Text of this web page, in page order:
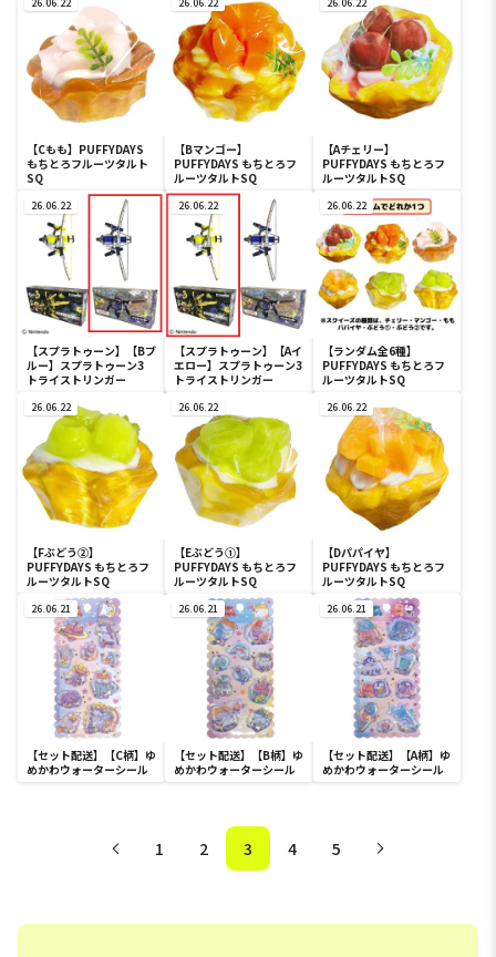
26.06.22
【Cもも】PUFFYDAYS
もちとろフルーツタルト
SQ
26.06.22
【Bマンゴー】
PUFFYDAYS もちとろフ
ルーツタルトSQ
26.06.22
【Aチェリー】
PUFFYDAYS もちとろフ
ルーツタルトSQ
26.06.22
【スプラトゥーン】【Bブ
ルー】スプラトゥーン3
トライストリンガー
26.06.22
【スプラトゥーン】【Aイ
エロー】スプラトゥーン3
トライストリンガー
26.06.22
【ランダム全6種】
PUFFYDAYS もちとろフ
ルーツタルトSQ
26.06.22
【Fぶどう②】
PUFFYDAYS もちとろフ
ルーツタルトSQ
26.06.22
【Eぶどう①】
PUFFYDAYS もちとろフ
ルーツタルトSQ
26.06.22
【Dパパイヤ】
PUFFYDAYS もちとろフ
ルーツタルトSQ
26.06.21
【セット配送】【C柄】ゆ
めかわウォーターシール
26.06.21
【セット配送】【B柄】ゆ
めかわウォーターシール
26.06.21
【セット配送】【A柄】ゆ
めかわウォーターシール
1 2 3 4 5